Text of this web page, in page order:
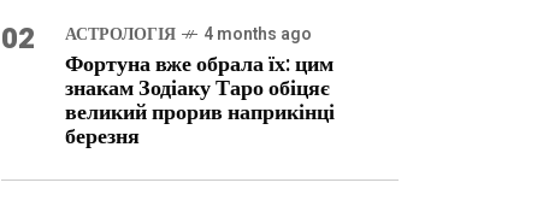
02 АСТРОЛОГІЯ 4 months ago
Фортуна вже обрала їх: цим
знакам Зодіаку Таро обіцяє
великий прорив наприкінці
березня